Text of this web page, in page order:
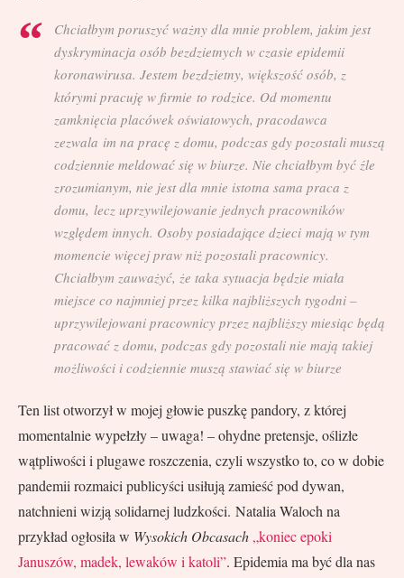
Chciałbym poruszyć ważny dla mnie problem, jakim jest
dyskryminacja osób bezdzietnych w czasie epidemii
koronawirusa. Jestem bezdzietny, większość osób, z
którymi pracuję w firmie to rodzice. Od momentu
zamknięcia placówek oświatowych, pracodawca
zezwala im na pracę z domu, podczas gdy pozostali muszą
codziennie meldować się w biurze. Nie chciałbym być źle
zrozumianym, nie jest dla mnie istotna sama praca z
domu, lecz uprzywilejowanie jednych pracowników
względem innych. Osoby posiadające dzieci mają w tym
momencie więcej praw niż pozostali pracownicy.
Chciałbym zauważyć, że taka sytuacja będzie miała
miejsce co najmniej przez kilka najbliższych tygodni –
uprzywilejowani pracownicy przez najbliższy miesiąc będą
pracować z domu, podczas gdy pozostali nie mają takiej
możliwości i codziennie muszą stawiać się w biurze
Ten list otworzył w mojej głowie puszkę pandory, z której
momentalnie wypełzły – uwaga! – ohydne pretensje, oślizłe
wątpliwości i plugawe roszczenia, czyli wszystko to, co w dobie
pandemii rozmaici publicyści usiłują zamieść pod dywan,
natchnieni wizją solidarnej ludzkości. Natalia Waloch na
przykład ogłosiła w Wysokich Obcasach „koniec epoki
Januszów, madek, lewaków i katoli”. Epidemia ma być dla nas